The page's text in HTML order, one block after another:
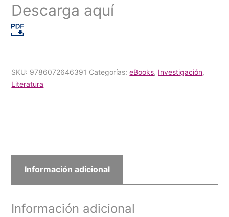
Descarga aquí
SKU: 9786072646391 Categorías:eBooks, Investigación,
Literatura
Información adicional
Información adicional